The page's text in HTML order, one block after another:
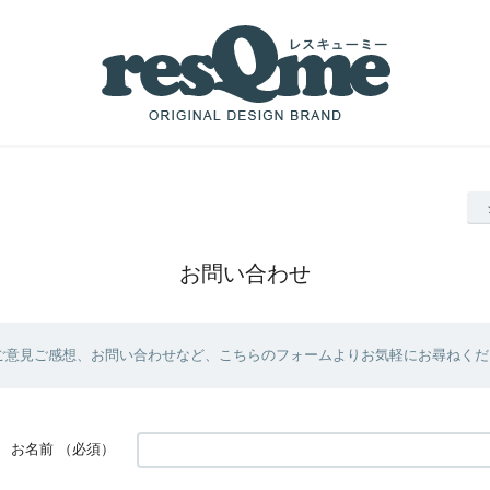
お問い合わせ
見ご感想、お問い合わせなど、こちらのフォームよりお気軽にお尋ねくだ
お名前 （必須）